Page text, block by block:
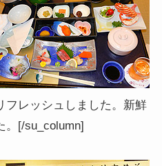
フレッシュしました。新鮮
。[/su_column]